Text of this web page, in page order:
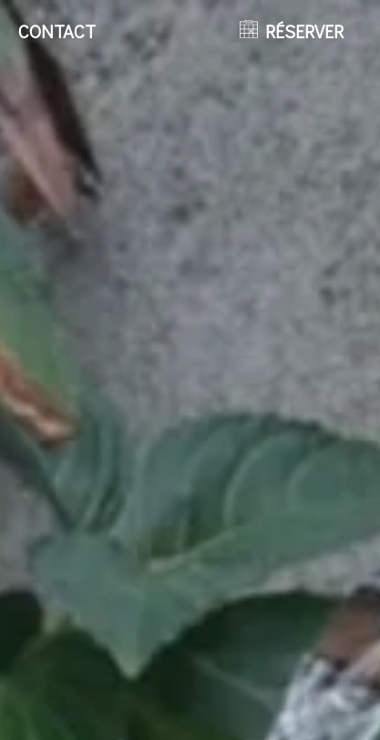
CONTACT RÉSERVER